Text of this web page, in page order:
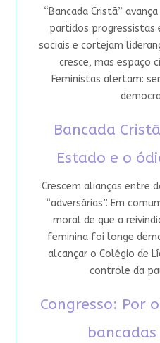
“Bancada Cristã”
partidos progressistas
sociais e cortejam
cresce, mas espaço
Feministas alertam:
Bancada
Estado e o
Crescem alianças entre
“adversárias”. Em
moral de que a
feminina foi longe
alcançar o Colégio de
controle da
Congresso: Por